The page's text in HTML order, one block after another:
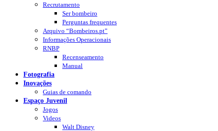
Recrutamento
Ser bombeiro
Perguntas frequentes
Arquivo “Bombeiros.pt”
Informações Operacionais
RNBP
Recenseamento
Manual
Fotografia
Inovações
Guias de comando
Espaço Juvenil
Jogos
Videos
Walt Disney